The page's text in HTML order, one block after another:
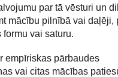
par tā vēsturi un
mācību pilnībā vai daļēji,
vai saturu.
empīriskas pārbaudes
vai citas mācības